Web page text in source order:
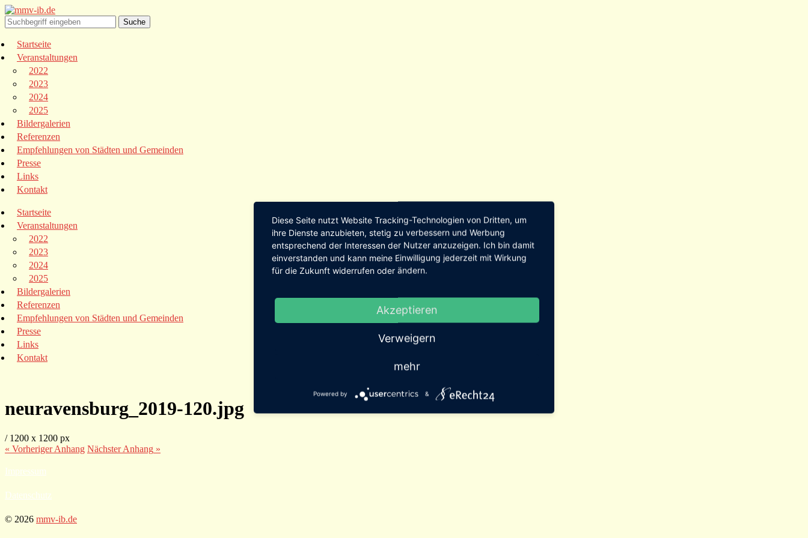
Startseite
Veranstaltungen
2022
2023
2024
2025
Bildergalerien
Referenzen
Empfehlungen von Städten und Gemeinden
Presse
Links
Kontakt
Startseite
Veranstaltungen
2022
2023
2024
2025
Bildergalerien
Referenzen
Empfehlungen von Städten und Gemeinden
Presse
Links
Kontakt
neuravensburg_2019-120.jpg
/ 1200 x 1200 px
« VorherigerAnhang NächsterAnhang »
Impressum
Datenschutz
© 2026 mmv-ib.de
Diese Seite nutzt Website Tracking-Technologien von Dritten, um
ihre Dienste anzubieten, stetig zu verbessern und Werbung
entsprechend der Interessen der Nutzer anzuzeigen. Ich bin damit
einverstanden und kann meine Einwilligung jederzeit mit Wirkung
für die Zukunft widerrufen oder ändern.
Akzeptieren
Verweigern
mehr
Powered by &